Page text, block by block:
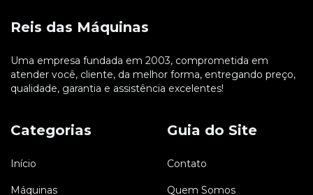
Reis das Máquinas
Uma empresa fundada em 2003, comprometida em
atender você, cliente, da melhor forma, entregando preço,
qualidade, garantia e assistência excelentes!
Categorias
Início
Máquinas
Guia do Site
Contato
Quem Somos